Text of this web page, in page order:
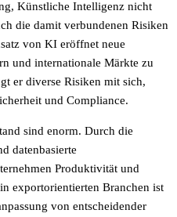
Künstliche Intelligenz nicht
die damit verbundenen Risiken
von KI eröffnet neue
und internationale Märkte zu
er diverse Risiken mit sich,
und Compliance.
sind enorm. Durch die
datenbasierte
Produktivität und
exportorientierten Branchen ist
von entscheidender